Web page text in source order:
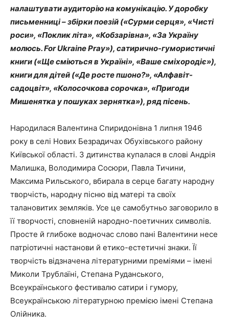
налаштувати аудиторію на комунікацію. У доробку
письменниці – збірки поезій («Сурми серця», «Чисті
роси», «Поклик літа», «Кобзарівна», «За Україну
молюсь. For Ukraine Pray»), сатирично-гумористичні
книги («Ще сміються в Україні», «Ваше сміхородіє»),
книги для дітей («Де росте пшоно?», «Алфавіт-
садоцвіт», «Колосочкова сорочка», «Пригоди
Мишенятка у пошуках зернятка»), ряд пісень.
Народилася Валентина Спиридонівна 1 липня 1946
року в селі Нових Безрадичах Обухівського району
Київської області. З дитинства купалася в слові Андрія
Малишка, Володимира Сосюри, Павла Тичини,
Максима Рильського, вбирала в серце багату народну
творчість, народну пісню від матері та своїх
талановитих земляків. Усе це самобутньо заговорило в
її творчості, сповненій народно-поетичних символів.
Просте й глибоке водночас слово пані Валентини несе
патріотичні настанови й етико-естетичні знаки. Її
творчість відзначена літературними преміями – імені
Миколи Трублаїні, Степана Руданського,
Всеукраїнського фестивалю сатири і гумору,
Всеукраїнською літературною премією імені Степана
Олійника.